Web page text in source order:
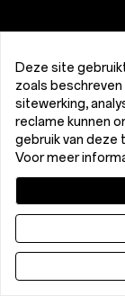
Lifestyle
Contact
Toegankelijkheid
OnePlus Store App
OxygenOS
Vacatures
Duurzaamheid
Privacybeleid
Security Response
© 2013 - 2026
Deze site
zoals beschreven
sitewerking,
reclame kunnen
gebruik van deze
Voor meer